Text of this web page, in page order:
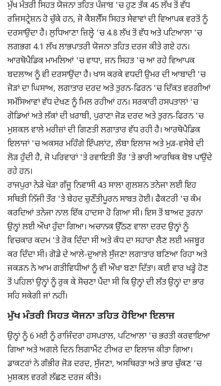
ਮੁੱਖ ਮੰਤਰੀ ਸਿਹਤ ਯੋਜਨਾ ਤਹਿਤ ਪੰਜਾਬ 'ਚ ਹੁਣ ਤੱਕ 45 ਲੱਖ ਤੋਂ ਵੱਧ
ਰਜਿਸਟ੍ਰੇਸ਼ਨ ਹੋ ਚੁੱਕੇ ਹਨ, ਜੋ ਕੈਸ਼ਲੈੱਸ ਸਿਹਤ ਸੇਵਾਵਾਂ ਦੀ ਵਿਆਪਕ ਵਰਤੋਂ ਨੂੰ
ਦਰਸਾਉਂਦਾ ਹੈ। ਲੁਧਿਆਣਾ ਜ਼ਿਲ੍ਹੇ 'ਚ 4.8 ਲੱਖ ਤੋਂ ਵੱਧ ਅਤੇ ਪਟਿਆਲਾ 'ਚ
ਲਗਭਗ 4.1 ਲੱਖ ਲਾਭਪਾਤਰੀ ਯੋਜਨਾ ਤਹਿਤ ਦਰਜ ਕੀਤੇ ਗਏ ਹਨ।
ਆਰਥੋਪੈਡਿਕ ਮਾਮਲਿਆਂ 'ਚ ਵਾਧਾ, ਜਨ ਸਿਹਤ 'ਚ ਆ ਰਹੇ ਵਿਆਪਕ
ਬਦਲਾਅ ਨੂੰ ਵੀ ਦਰਸਾਉਂਦਾ ਹੈ। ਖਾਸ ਕਰਕੇ ਵਧਦੀ ਉਮਰ ਦੀ ਆਬਾਦੀ 'ਚ
ਜੋੜਾਂ ਦਾ ਘਿਸਾਅ, ਲਗਾਤਾਰ ਦਰਦ ਅਤੇ ਤੁਰਨ-ਫਿਰਨ 'ਚ ਦਿੱਕਤ ਵਰਗੀਆਂ
ਸਮੱਸਿਆਵਾਂ ਵੱਧ ਦੇਖਣ ਨੂੰ ਮਿਲ ਰਹੀਆਂ ਹਨ। ਸਰਕਾਰੀ ਹਸਪਤਾਲਾਂ 'ਚ
ਗੋਡਿਆਂ ਅਤੇ ਲੱਕਾਂ ਦੀ ਖ਼ਰਾਬੀ, ਪੁਰਾਣਾ ਜੋੜ ਦਰਦ ਅਤੇ ਤੁਰਨ-ਫਿਰਨ 'ਚ
ਮੁਸ਼ਕਲ ਵਾਲੇ ਮਰੀਜ਼ਾਂ ਦੀ ਗਿਣਤੀ ਲਗਾਤਾਰ ਵੱਧ ਰਹੀ ਹੈ। ਆਰਥੋਪੈਡਿਕ
ਇਲਾਜਾਂ 'ਚ ਅਕਸਰ ਮਹਿੰਗੇ ਇੰਪਲਾਂਟ, ਲੰਬਾ ਇਲਾਜ ਅਤੇ ਮੁੜ-ਵਸੇਬੇ ਦੀ
ਲੋੜ ਹੁੰਦੀ ਹੈ, ਜੋ ਪਰਿਵਾਰਾਂ 'ਤੇ ਰਵਾਇਤੀ ਤੌਰ 'ਤੇ ਭਾਰੀ ਆਰਥਿਕ ਬੋਝ ਪਾਉਂਦੇ
ਰਹੇ ਹਨ।
ਰਾਜਪੁਰਾ ਨੇੜੇ ਖੇੜਾ ਗੱਜੂ ਨਿਵਾਸੀ 43 ਸਾਲਾ ਗੁਲਸ਼ਨ ਤਨੇਜਾ ਲਈ ਇਹ
ਸਥਿਤੀ ਨਿੱਜੀ ਤੌਰ 'ਤੇ ਬੇਹਦ ਚੁਣੌਤੀਪੂਰਨ ਸਾਬਤ ਹੋਈ। ਫੈਕਟਰੀ 'ਚ ਕੰਮ
ਕਰਦਿਆਂ ਤਨੇਜਾ ਨਾਲ ਇੱਕ ਹਾਦਸਾ ਹੋ ਗਿਆ ਸੀ। ਇਸ ਤੋਂ ਬਾਅਦ ਤੁਰਨਾ
ਉਨ੍ਹਾਂ ਲਈ ਔਖਾ ਹੁੰਦਾ ਗਿਆ। ਅਚਾਨਕ ਉੱਠਣ ਵਾਲਾ ਦਰਦ ਉਨ੍ਹਾਂ ਨੂੰ
ਵਿਚਕਾਰ ਕਦਮ 'ਤੇ ਰੋਕ ਦਿੰਦਾ ਸੀ ਅਤੇ ਕੰਧ ਦਾ ਸਹਾਰਾ ਲੈਣ ਲਈ ਮਜਬੂਰ
ਕਰ ਦਿੰਦਾ ਸੀ। ਗੋਡੇ ਦੇ ਆਲੇ-ਦੁਆਲੇ ਸੁੱਜਣਾ ਲਗਾਤਾਰ ਬਣਿਆ ਰਿਹਾ ਅਤੇ
ਜਕੜਨ ਨੇ ਆਮ ਗਤੀਵਿਧੀਆਂ ਨੂੰ ਵੀ ਔਖਾ ਬਣਾ ਦਿੱਤਾ। ਕਈ ਵਾਰ ਖੜ੍ਹੇ ਹੋਣ
ਤੋਂ ਪਹਿਲਾਂ ਉਨ੍ਹਾਂ ਨੂੰ ਰੁਕ ਕੇ ਸੋਚਣਾ ਪੈਂਦਾ ਸੀ ਕਿ ਉਨ੍ਹਾਂ ਦੀ ਲੱਤ ਉਨ੍ਹਾਂ ਦਾ ਭਾਰ
ਸਹਿ ਸਕੇਗੀ ਜਾਂ ਨਹੀਂ।
ਮੁੱਖ ਮੰਤਰੀ ਸਿਹਤ ਯੋਜਨਾ ਤਹਿਤ ਹੋਇਆ ਇਲਾਜ
ਉਨ੍ਹਾਂ ਨੂੰ 6 ਮਈ ਨੂੰ ਰਾਜਿੰਦਰਾ ਹਸਪਤਾਲ, ਪਟਿਆਲਾ 'ਚ ਭਰਤੀ ਕਰਵਾਇਆ
ਗਿਆ ਅਤੇ ਅਗਲੇ ਦਿਨ ਲਿਗਾਮੈਂਟ ਟੀਅਰ ਦਾ ਇਲਾਜ ਕੀਤਾ ਗਿਆ।
ਡਾਕਟਰਾਂ ਨੇ ਗੰਭੀਰ ਜੋੜ ਦਰਦ, ਸੁੱਜਣਾ, ਅਸਥਿਰਤਾ ਅਤੇ ਭਾਰ ਚੁੱਕਣ 'ਚ
ਮੁਸ਼ਕਲ ਵਰਗੇ ਲੱਛਣ ਦਰਜ ਕੀਤੇ।